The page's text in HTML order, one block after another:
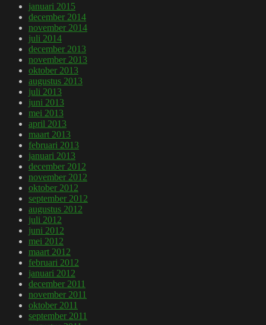
januari 2015
december 2014
november 2014
juli 2014
december 2013
november 2013
oktober 2013
augustus 2013
juli 2013
juni 2013
mei 2013
april 2013
maart 2013
februari 2013
januari 2013
december 2012
november 2012
oktober 2012
september 2012
augustus 2012
juli 2012
juni 2012
mei 2012
maart 2012
februari 2012
januari 2012
december 2011
november 2011
oktober 2011
september 2011